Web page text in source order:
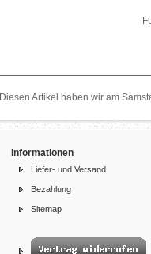
Diesen Artikel haben wir am
Informationen
Liefer- und Versand
Bezahlung
Sitemap